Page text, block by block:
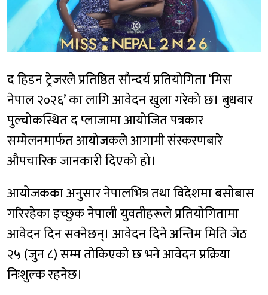
द हिडन ट्रेजरले प्रतिष्ठित सौन्दर्य प्रतियोगिता ‘मिस
नेपाल २०२६’ का लागि आवेदन खुला गरेको छ। बुधबार
पुल्चोकस्थित द प्लाजामा आयोजित पत्रकार
सम्मेलनमार्फत आयोजकले आगामी संस्करणबारे
औपचारिक जानकारी दिएको हो।
आयोजकका अनुसार नेपालभित्र तथा विदेशमा बसोबास
गरिरहेका इच्छुक नेपाली युवतीहरूले प्रतियोगितामा
आवेदन दिन सक्नेछन्। आवेदन दिने अन्तिम मिति जेठ
२५ (जुन ८) सम्म तोकिएको छ भने आवेदन प्रक्रिया
निःशुल्क रहनेछ।